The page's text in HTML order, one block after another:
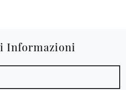
Informazioni